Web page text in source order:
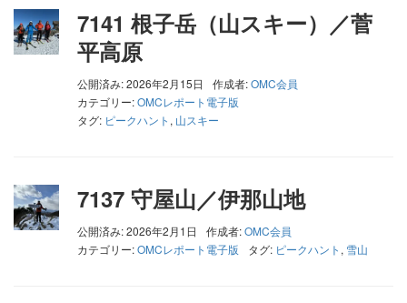
7141 根子岳（山スキー）／菅
平高原
公開済み: 2026年2月15日 作成者:OMC会員
カテゴリー:OMCレポート電子版
タグ: ピークハント , 山スキー
7137 守屋山／伊那山地
公開済み: 2026年2月1日 作成者:OMC会員
カテゴリー:OMCレポート電子版 タグ: ピークハント , 雪山